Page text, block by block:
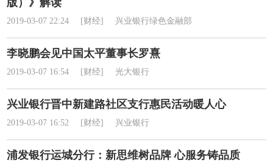
版）》解读
2019-03-07 22:24 [财经] 兴业银行绿色金融部
李晓鹏会见中国太平董事长罗熹
2019-03-07 16:54 [财经] 光大银行
兴业银行晋中新建路社区支行惠民活动暖人心
2019-03-07 16:52 [财经] 兴业银行
浦发银行运城分行：新思维树品牌 心服务铸品质